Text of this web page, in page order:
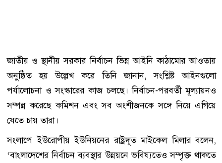
জাতীয় ও স্থানীয় সরকার নির্বাচন ভিন্ন আইনি কাঠামোর আওতায়
অনুষ্ঠিত হয় উল্লেখ করে তিনি জানান, সংশ্লিষ্ট আইনগুলো
পর্যালোচনা ও সংস্কারের কাজ চলছে। নির্বাচন-পরবর্তী মূল্যায়নও
সম্পন্ন করেছে কমিশন এবং সব অংশীজনকে সঙ্গে নিয়ে এগিয়ে
যেতে চায় তারা।
সংলাপে ইউরোপীয় ইউনিয়নের রাষ্ট্রদূত মাইকেল মিলার বলেন,
‘বাংলাদেশের নির্বাচন ব্যবস্থার উন্নয়নে ভবিষ্যতেও সম্পৃক্ত থাকতে